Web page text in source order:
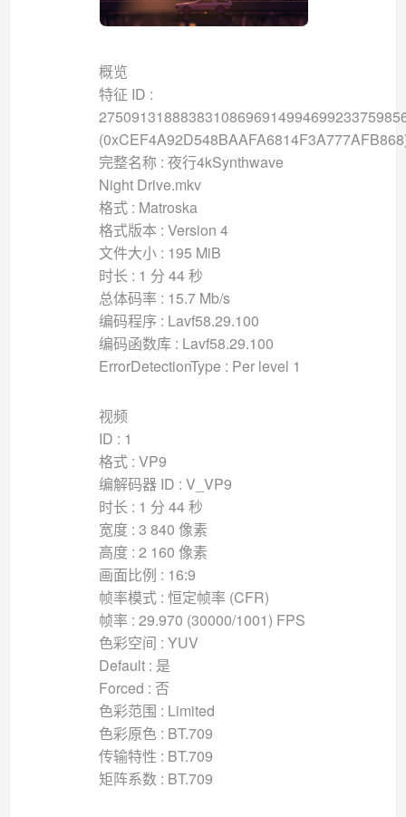
概览
特征 ID :
完整名称 : 夜行4kSynthwave
Night Drive.mkv
格式 : Matroska
格式版本 : Version 4
文件大小 : 195 MiB
时长 : 1 分 44 秒
总体码率 : 15.7 Mb/s
编码程序 : Lavf58.29.100
编码函数库 : Lavf58.29.100
ErrorDetectionType : Per level 1
视频
ID : 1
格式 : VP9
编解码器 ID : V_VP9
时长 : 1 分 44 秒
宽度 : 3 840 像素
高度 : 2 160 像素
画面比例 : 16:9
帧率模式 : 恒定帧率 (CFR)
帧率 : 29.970 (30000/1001) FPS
色彩空间 : YUV
Default : 是
Forced : 否
色彩范围 : Limited
色彩原色 : BT.709
传输特性 : BT.709
矩阵系数 : BT.709